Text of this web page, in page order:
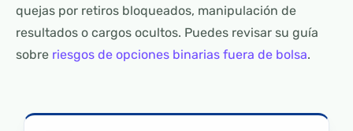
quejas por retiros bloqueados, manipulación de
resultados o cargos ocultos. Puedes revisar su guía
sobre riesgos de opciones binarias fuera de bolsa.